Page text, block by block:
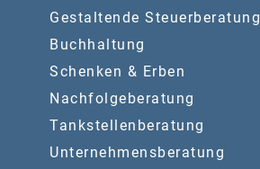
Gestaltende Steuerberatung
Buchhaltung
Schenken & Erben
Nachfolgeberatung
Tankstellenberatung
Unternehmensberatung